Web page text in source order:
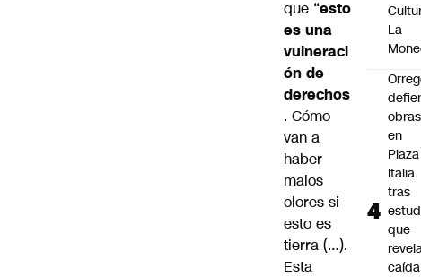
que “esto
es una
vulneraci
ón de
derechos
. Cómo
van a
haber
malos
olores si
esto es
tierra (…).
Esta
La
obras
en
Plaza
Italia
tras
que
caída